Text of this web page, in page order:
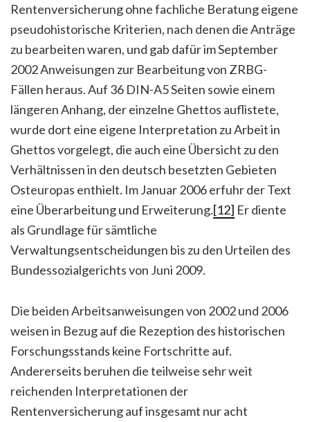
Rentenversicherung ohne fachliche Beratung eigene
pseudohistorische Kriterien, nach denen die Anträge
zu bearbeiten waren, und gab dafür im September
2002 Anweisungen zur Bearbeitung von ZRBG-
Fällen heraus. Auf 36 DIN-A5 Seiten sowie einem
längeren Anhang, der einzelne Ghettos auflistete,
wurde dort eine eigene Interpretation zu Arbeit in
Ghettos vorgelegt, die auch eine Übersicht zu den
Verhältnissen in den deutsch besetzten Gebieten
Osteuropas enthielt. Im Januar 2006 erfuhr der Text
eine Überarbeitung und Erweiterung.[12] Er diente
als Grundlage für sämtliche
Verwaltungsentscheidungen bis zu den Urteilen des
Bundessozialgerichts von Juni 2009.
Die beiden Arbeitsanweisungen von 2002 und 2006
weisen in Bezug auf die Rezeption des historischen
Forschungsstands keine Fortschritte auf.
Andererseits beruhen die teilweise sehr weit
reichenden Interpretationen der
Rentenversicherung auf insgesamt nur acht